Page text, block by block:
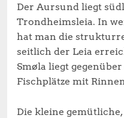
Der Aursund liegt
Trondheimsleia. In
hat man die
seitlich der Leia
Smøla liegt
Fischplätze mit
Die kleine